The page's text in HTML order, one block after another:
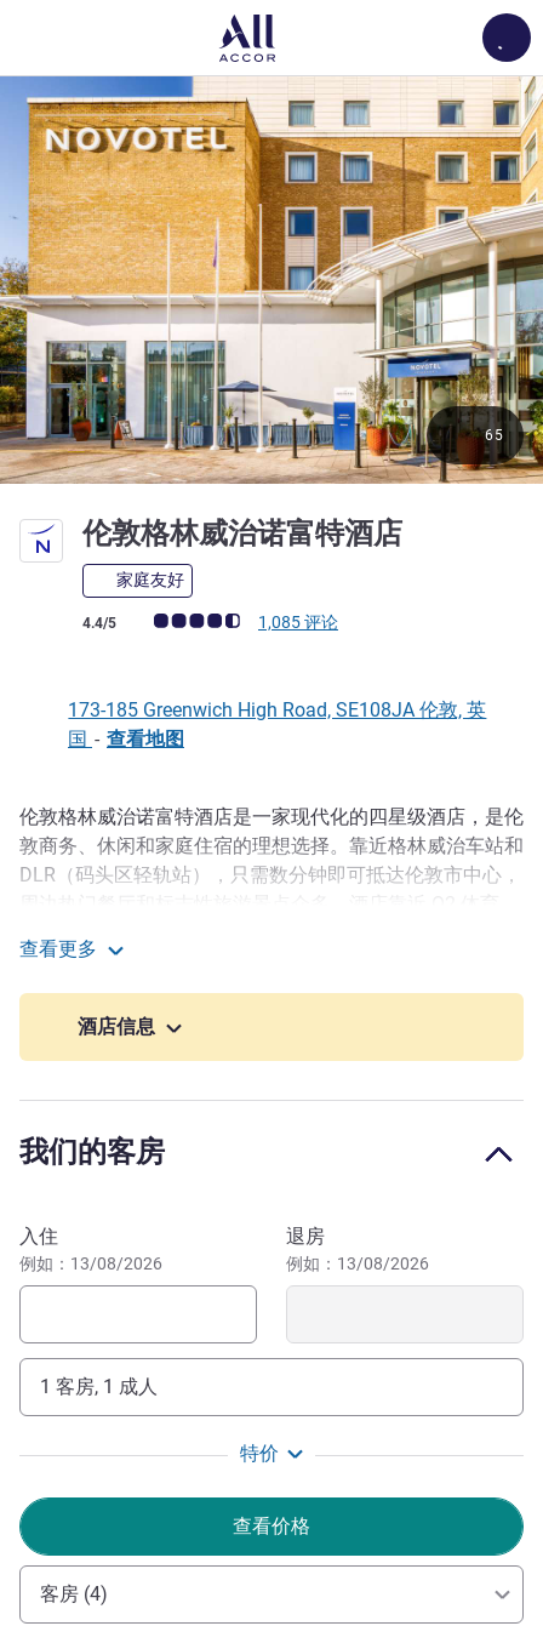
伦敦格林威治诺富特酒店
家庭友好
客户意见评级 (ALL 评级)
4.4/5 1,085 评论
65
173-185 Greenwich High Road, SE108JA 伦敦, 英
国 - 查看地图
描述
伦敦格林威治诺富特酒店是一家现代化的四星级酒店，是伦
敦商务、休闲和家庭住宿的理想选择。靠近格林威治车站和
DLR（码头区轻轨站），只需数分钟即可抵达伦敦市中心，
业团体参加伦敦 ExCeL 展览中心活动提供便利。
伦敦格林威治诺富特酒店将舒适体验与现代设施相结合，是
商务和休闲住宿的理想选择。客人可在设施齐全的健身房和
人，适合举办会议、大会和庆典。您可在酒店内享用精选国
茶、鸡尾酒、葡萄酒、啤酒及软饮，昼夜皆宜。
访标志性的卡蒂萨克号、充满活力的格林威治集市，并沿着
泰晤士河畔漫步，尽览河岸风光。游船服务让您沿着一条交
通便捷、风景迷人的水路通往伦敦市中心各大著名地标。
欢迎光临伦敦格林威治诺富特酒店，舒适的环境与真诚的
待客之道在此和谐相融。我们的团队将随时待命，为您打造
顺畅、惬意且难忘的住宿体验。我们期待着您的光临，并将
竭诚为您打造一段愉悦舒适的旅程。
查看更多
酒店信息
我们的客房
预订此酒店
入住
例如：13/08/2026
退房
例如：13/08/2026
1 客房, 1 成人
特价
查看价格
客房 (4)